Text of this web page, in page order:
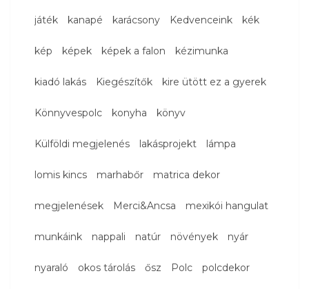
játék kanapé karácsony Kedvenceink kék
kép képek képek a falon kézimunka
kiadó lakás Kiegészítők kire ütött ez a gyerek
Könnyvespolc konyha könyv
Külföldi megjelenés lakásprojekt lámpa
lomis kincs marhabőr matrica dekor
megjelenések Merci&Ancsa mexikói hangulat
munkáink nappali natúr növények nyár
nyaraló okos tárolás ősz Polc polcdekor